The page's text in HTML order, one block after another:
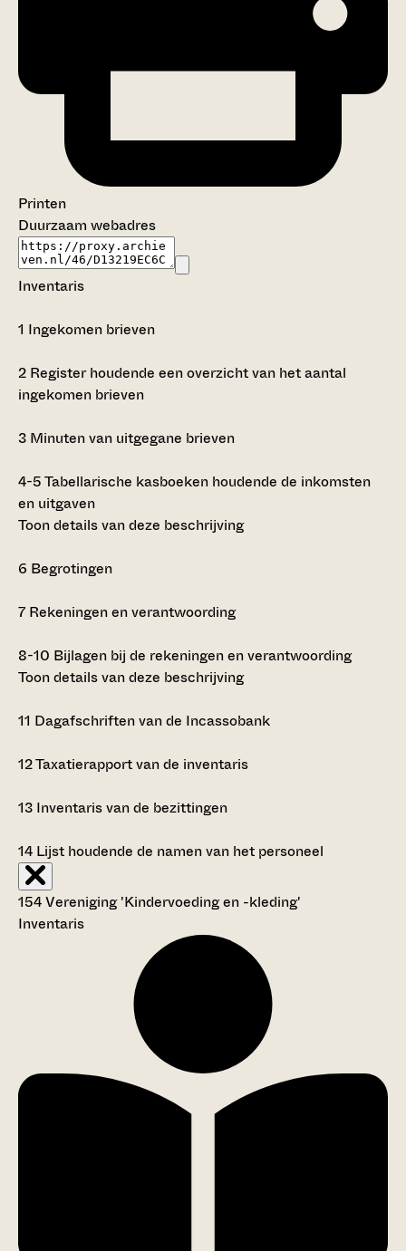
Printen
Duurzaam webadres
Inventaris
1 Ingekomen brieven
2 Register houdende een overzicht van het aantal
ingekomen brieven
3 Minuten van uitgegane brieven
4-5Tabellarische kasboeken houdende de inkomsten
en uitgaven
Toon details van deze beschrijving
6 Begrotingen
7 Rekeningen en verantwoording
8-10 Bijlagen bij de rekeningen en verantwoording
Toon details van deze beschrijving
11 Dagafschriften van de Incassobank
12Taxatierapport van de inventaris
13 Inventaris van de bezittingen
14 Lijst houdende de namen van het personeel
154 Vereniging 'Kindervoeding en -kleding'
Inventaris